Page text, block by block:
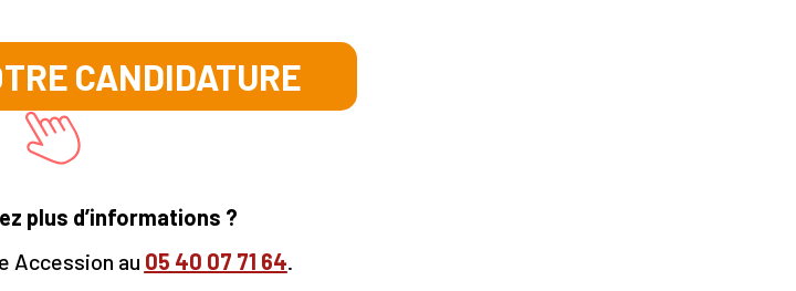
CANDIDATURE
plus d’informations ?
Accession au 05 40 07 71 64.